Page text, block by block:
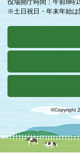
役場開庁時間：午前8時
※土日祝日・年末年始は
©Copyright